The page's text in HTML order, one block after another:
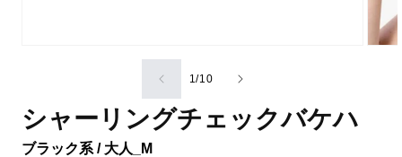
1/の
10
シャーリングチェックバケハ
ブラック系 / 大人_M